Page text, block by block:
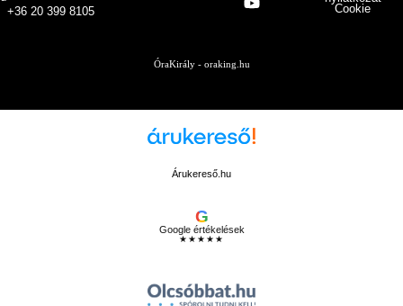
+36 20 399 8105
Cookie
ÓraKirály - oraking.hu
Árukereső.hu
G
Google értékelések
★★★★★